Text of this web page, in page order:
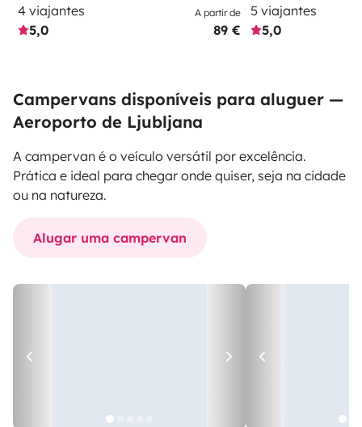
4 viajantes
5,0
A partir de
89 €
5 viajantes
5,0
Campervans disponíveis para aluguer —
Aeroporto de Ljubljana
A campervan é o veículo versátil por excelência.
Prática e ideal para chegar onde quiser, seja na cidade
ou na natureza.
Alugar uma campervan